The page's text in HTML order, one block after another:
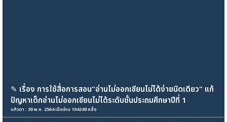
✎ เรื่อง การใช้สื่อการสอน"อ่านไม่ออกเขียนไม่ได้ง่ายนิดเดียว" แก้
ปัญหาเด็กอ่านไม่ออกเขียนไม่ได้ระดับชั้นประถมศึกษาปีที่ 1
แก้วตา : 30 พ.ค. 2564 เปิดอ่าน 104249 ครั้ง